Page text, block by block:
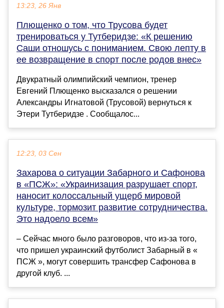
13:23, 26 Янв
Плющенко о том, что Трусова будет
тренироваться у Тутберидзе: «К решению
Саши отношусь с пониманием. Свою лепту в
ее возвращение в спорт после родов внес»
Двукратный олимпийский чемпион, тренер
Евгений Плющенко высказался о решении
Александры Игнатовой (Трусовой) вернуться к
Этери Тутберидзе . Сообщалос...
12:23, 03 Сен
Захарова о ситуации Забарного и Сафонова
в «ПСЖ»: «Украинизация разрушает спорт,
наносит колоссальный ущерб мировой
культуре, тормозит развитие сотрудничества.
Это надоело всем»
– Сейчас много было разговоров, что из‑за того,
что пришел украинский футболист Забарный в «
ПСЖ », могут совершить трансфер Сафонова в
другой клуб. ...